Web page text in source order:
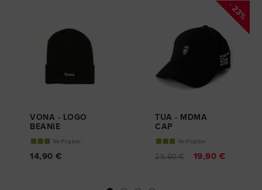
VONA - LOGO
BEANIE
Verfügbar
14,90 €
TUA - MDMA
CAP
Verfügbar
25,90 € 19,90 €
- 23%